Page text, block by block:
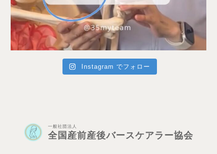
一般社団法人
全国産前産後バースケアラー協会
Instagram でフォロー